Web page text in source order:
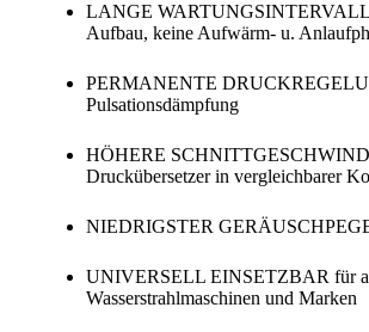
LANGE
Aufbau, keine Aufwärm- u.
PERMANENTE
Pulsationsdämpfung
HÖHERE
Druckübersetzer in vergleichbarer
NIEDRIGSTER
UNIVERSELL EINSETZBAR für
Wasserstrahlmaschinen und Marken